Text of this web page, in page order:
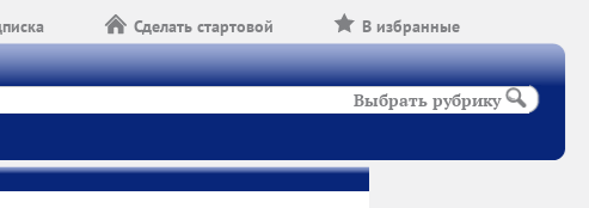
В избранные
Сделать стартовой
Выбрать рубрику